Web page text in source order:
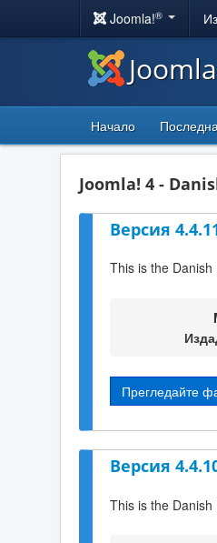
Joomla!®
Начало
Joomla! 4 -
Версия
This is the
Прегледайте
Версия
This is the